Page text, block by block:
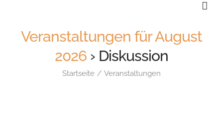
Veranstaltungen für August
2026 › Diskussion
Startseite Veranstaltungen